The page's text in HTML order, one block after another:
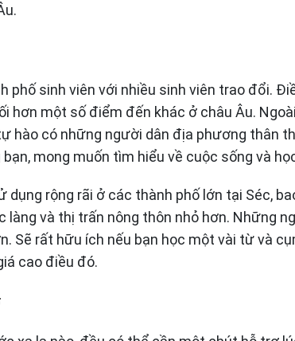
phố sinh viên với nhiều sinh viên trao đổi.
hơn một số điểm đến khác ở châu Âu.
hào có những người dân địa phương thân
mong muốn tìm hiểu về cuộc sống và
rộng rãi ở các thành phố lớn tại Séc,
làng và thị trấn nông thôn nhỏ hơn. Những
Sẽ rất hữu ích nếu bạn học một vài từ và
cao điều đó.